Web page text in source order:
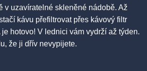
v uzavíratelné skleněné nádobě. Až
kávu přefiltrovat přes kávový filtr
hotovo! V lednici vám vydrží až týden.
že ji dřív nevypijete.